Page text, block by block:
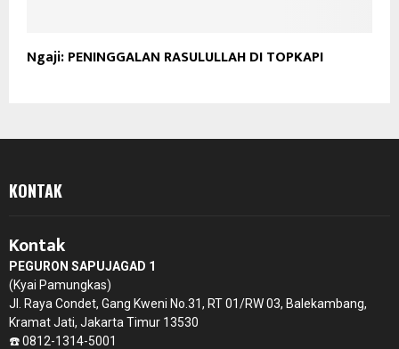
Ngaji: PENINGGALAN RASULULLAH DI TOPKAPI
KONTAK
Kontak
PEGURON SAPUJAGAD 1
(Kyai Pamungkas)
Jl. Raya Condet, Gang Kweni No.31, RT 01/RW 03, Balekambang,
Kramat Jati, Jakarta Timur 13530
☎️ 0812-1314-5001